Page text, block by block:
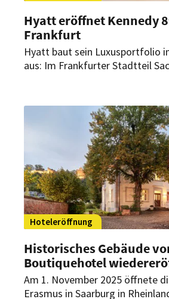
Hyatt eröffnet Kennedy
Frankfurt
Hyatt baut sein Luxusportfolio
aus: Im Frankfurter Stadtteil
neueste Haus der Marke The
by Hyatt in Deutschland. Das
eine neue, anspruchsvolle
Hoteleröffnung
Historisches Gebäude
Boutiquehotel
Am 1. November 2025 öffnete
Erasmus in Saarburg in